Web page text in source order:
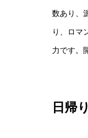
数あり、
り、ロマ
力です。
日帰